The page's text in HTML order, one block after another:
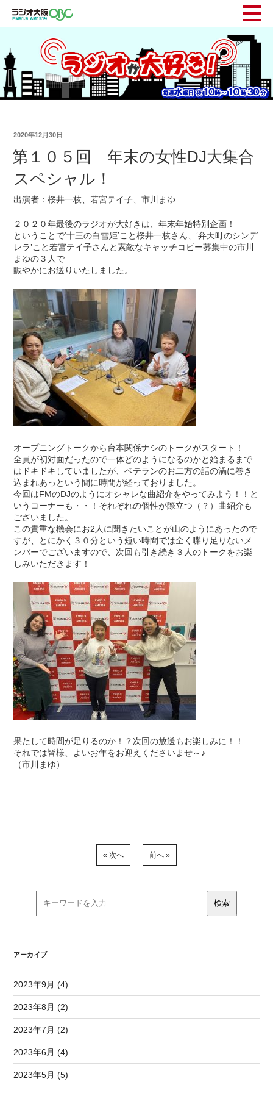
2020年12月30日
第１０５回 年末の女性DJ大集合
スペシャル！
出演者：桜井一枝、若宮テイ子、市川まゆ
２０２０年最後のラジオが大好きは、年末年始特別企画！
ということで‘十三の白雪姫’こと桜井一枝さん、‘弁天町のシンデ
レラ’こと若宮テイ子さんと素敵なキャッチコピー募集中の市川
まゆの３人で
賑やかにお送りいたしました。
オープニングトークから台本関係ナシのトークがスタート！
全員が初対面だったので一体どのようになるのかと始まるまで
はドキドキしていましたが、ベテランのお二方の話の渦に巻き
込まれあっという間に時間が経っておりました。
今回はFMのDJのようにオシャレな曲紹介をやってみよう！！と
いうコーナーも・・！それぞれの個性が際立つ（？）曲紹介も
ございました。
この貴重な機会にお2人に聞きたいことが山のようにあったので
すが、とにかく３０分という短い時間では全く喋り足りないメ
ンバーでございますので、次回も引き続き３人のトークをお楽
しみいただきます！
果たして時間が足りるのか！？次回の放送もお楽しみに！！
それでは皆様、よいお年をお迎えくださいませ～♪
（市川まゆ）
« 次へ 前へ »
アーカイブ
2023年9月 (4)
2023年8月 (2)
2023年7月 (2)
2023年6月 (4)
2023年5月 (5)